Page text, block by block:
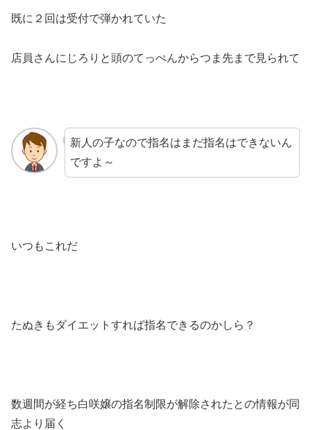
既に２回は受付で弾かれていた
店員さんにじろりと頭のてっぺんからつま先まで見られて
新人の子なので指名はまだ指名はできないん
ですよ～
いつもこれだ
たぬきもダイエットすれば指名できるのかしら？
数週間が経ち白咲嬢の指名制限が解除されたとの情報が同
志より届く